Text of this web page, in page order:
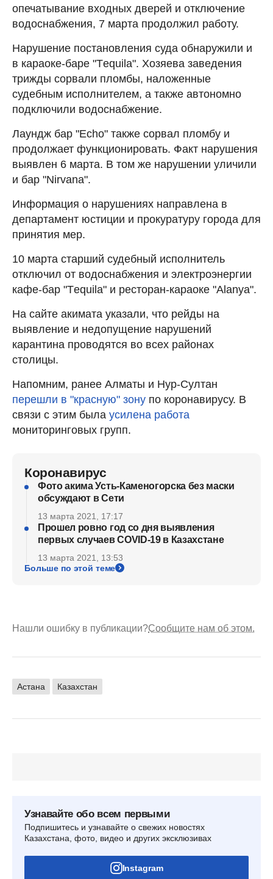
опечатывание входных дверей и отключение
водоснабжения, 7 марта продолжил работу.
Нарушение постановления суда обнаружили и
в караоке-баре "Тequila". Хозяева заведения
трижды сорвали пломбы, наложенные
судебным исполнителем, а также автономно
подключили водоснабжение.
Лаундж бар "Echo" также сорвал пломбу и
продолжает функционировать. Факт нарушения
выявлен 6 марта. В том же нарушении уличили
и бар "Nirvana".
Информация о нарушениях направлена в
департамент юстиции и прокуратуру города для
принятия мер.
10 марта старший судебный исполнитель
отключил от водоснабжения и электроэнергии
кафе-бар "Тequila" и ресторан-караоке "Alanya".
На сайте акимата указали, что рейды на
выявление и недопущение нарушений
карантина проводятся во всех районах
столицы.
Напомним, ранее Алматы и Нур-Султан
перешли в "красную" зону по коронавирусу. В
связи с этим была усилена работа
мониторинговых групп.
Коронавирус
Фото акима Усть-Каменогорска без маски
обсуждают в Сети
13 марта 2021, 17:17
Прошел ровно год со дня выявления
первых случаев COVID-19 в Казахстане
13 марта 2021, 13:53
Больше по этой теме
Нашли ошибку в публикации?Сообщите нам об этом.
Астана Казахстан
Узнавайте обо всем первыми
Подпишитесь и узнавайте о свежих новостях
Казахстана, фото, видео и других эксклюзивах
Instagram